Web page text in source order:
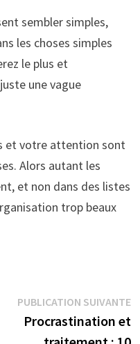
sembler simples,
les choses simples
le plus et
une vague
et votre attention sont
Alors autant les
et non dans des listes
trop beaux
:
PUBLICATION SUIVANTE
Procrastination et